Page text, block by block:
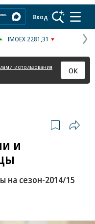
Вход
IMOEX 2281,31
использования
ОК
и
на сезон-2014/15